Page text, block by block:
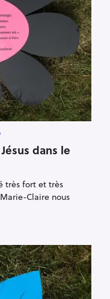
dans le
très fort et très
Claire nous